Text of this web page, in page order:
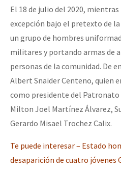
El 18 de julio del 2020,
excepción bajo el pretexto de
un grupo de hombres
militares y portando armas de
personas de la comunidad. De
Albert Snaider Centeno, quien
como presidente del Patronato
Milton Joel Martínez Álvarez,
Gerardo Misael Trochez Calix.
Te puede interesar – Estado
desaparición de cuatro jóvenes